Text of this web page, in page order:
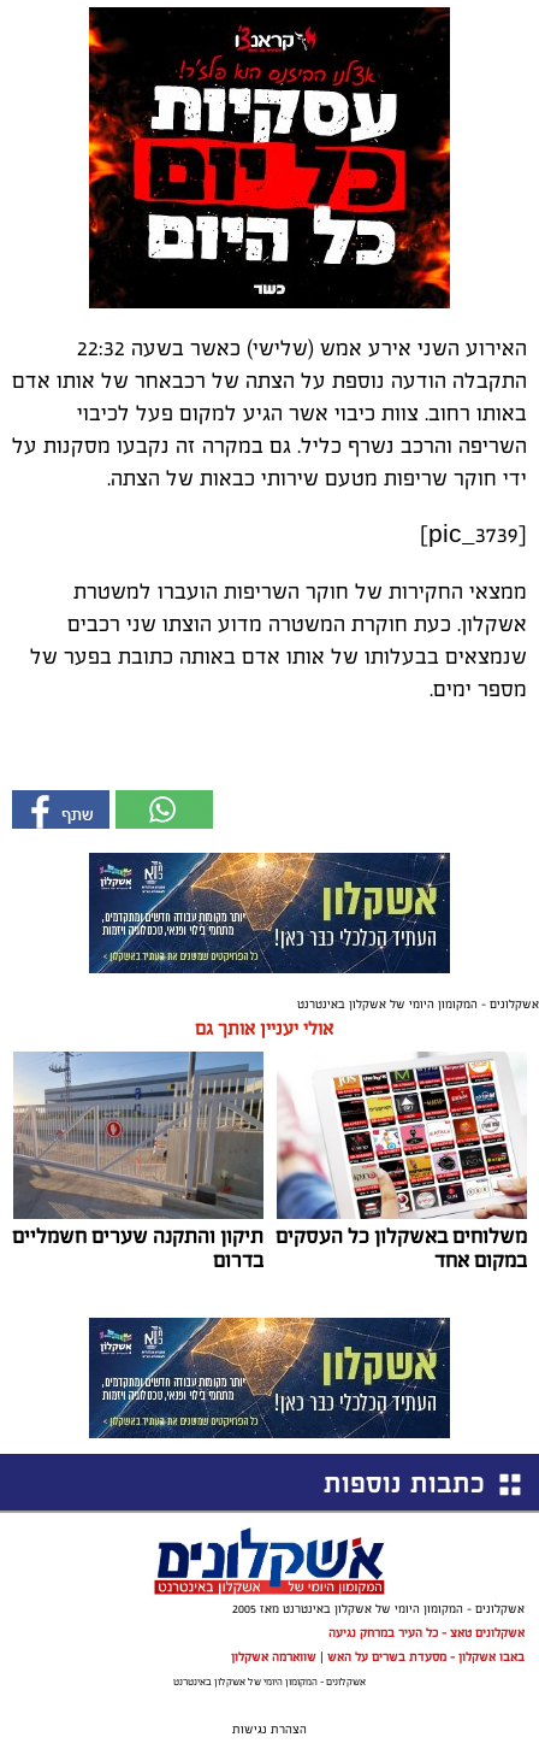
האירוע השני אירע אמש (שלישי) כאשר בשעה 22:32
התקבלה הודעה נוספת על הצתה של רכבאחר של אותו אדם
באותו רחוב. צוות כיבוי אשר הגיע למקום פעל לכיבוי
השריפה והרכב נשרף כליל. גם במקרה זה נקבעו מסקנות על
ידי חוקר שריפות מטעם שירותי כבאות של הצתה.
[pic_3739]
ממצאי החקירות של חוקר השריפות הועברו למשטרת
אשקלון. כעת חוקרת המשטרה מדוע הוצתו שני רכבים
שנמצאים בבעלותו של אותו אדם באותה כתובת בפער של
מספר ימים.
אשקלונים - המקומון היומי של אשקלון באינטרנט
אולי יעניין אותך גם
משלוחים באשקלון כל העסקים
במקום אחד
תיקון והתקנה שערים חשמליים
בדרום
כתבות נוספות
אשקלונים - המקומון היומי של אשקלון באינטרנט מאז 2005
אשקלונים טאצ - כל העיר במרחק נגיעה
באבו אשקלון - מסעדת בשרים על האש | שווארמה אשקלון
אשקלונים - המקומון היומי של אשקלון באינטרנט
הצהרת נגישות